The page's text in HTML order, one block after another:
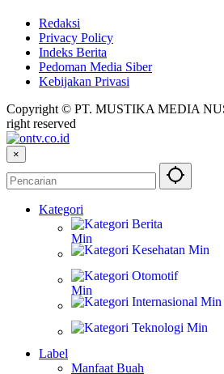
Redaksi
Privacy Policy
Indeks Berita
Pedoman Media Siber
Kebijakan Privasi
Copyright © PT. MUSTIKA MEDIA
right reserved
×
Kategori
Label
Manfaat Buah